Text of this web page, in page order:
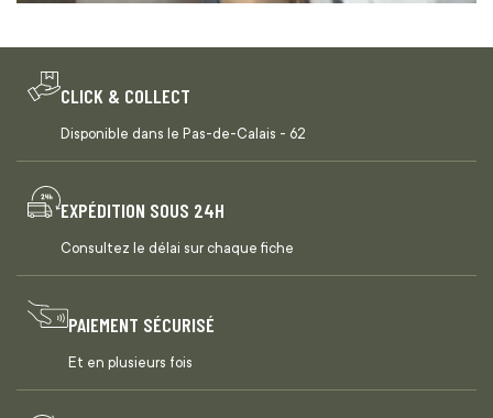
CLICK & COLLECT
Disponible dans le Pas-de-Calais - 62
EXPÉDITION SOUS 24H
Consultez le délai sur chaque fiche
PAIEMENT SÉCURISÉ
Et en plusieurs fois